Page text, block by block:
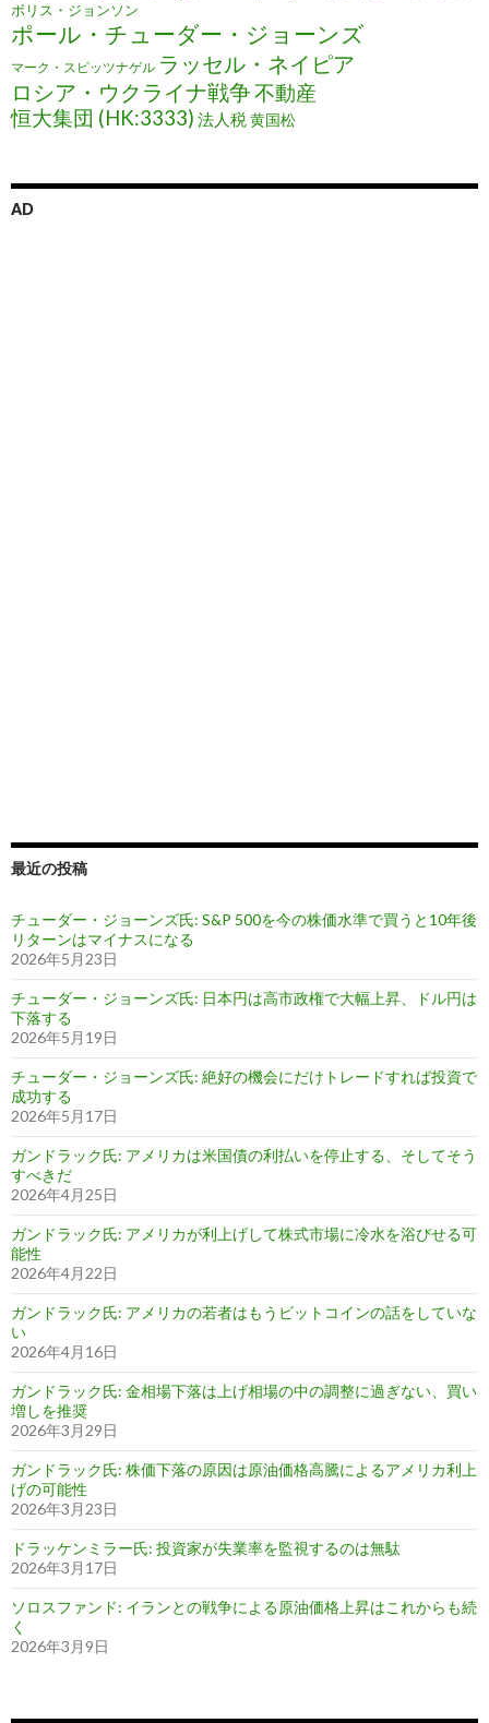
ボリス・ジョンソン
ポール・チューダー・ジョーンズ
マーク・スピッツナゲル ラッセル・ネイピア
ロシア・ウクライナ戦争不動産
恒大集団 (HK:3333) 法人税黄国松
AD
最近の投稿
チューダー・ジョーンズ氏: S&P 500を今の株価水準で買うと10年後
リターンはマイナスになる
2026年5月23日
チューダー・ジョーンズ氏: 日本円は高市政権で大幅上昇、ドル円は
下落する
2026年5月19日
チューダー・ジョーンズ氏: 絶好の機会にだけトレードすれば投資で
成功する
2026年5月17日
ガンドラック氏: アメリカは米国債の利払いを停止する、そしてそう
すべきだ
2026年4月25日
ガンドラック氏: アメリカが利上げして株式市場に冷水を浴びせる可
能性
2026年4月22日
ガンドラック氏: アメリカの若者はもうビットコインの話をしていな
い
2026年4月16日
ガンドラック氏: 金相場下落は上げ相場の中の調整に過ぎない、買い
増しを推奨
2026年3月29日
ガンドラック氏: 株価下落の原因は原油価格高騰によるアメリカ利上
げの可能性
2026年3月23日
ドラッケンミラー氏: 投資家が失業率を監視するのは無駄
2026年3月17日
ソロスファンド: イランとの戦争による原油価格上昇はこれからも続
く
2026年3月9日